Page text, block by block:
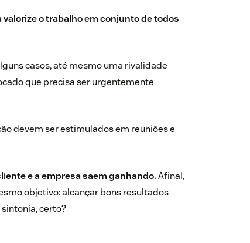
o trabalho em conjunto de todos
casos, até mesmo uma rivalidade
que precisa ser urgentemente
devem ser estimulados em reuniões e
e a empresa saem ganhando.Afinal,
objetivo: alcançar bons resultados
certo?